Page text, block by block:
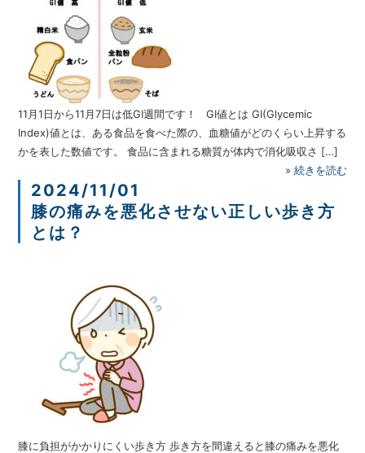
11月1日から11月7日は低GI週間です！ GI値とは GI(Glycemic
Index)値とは、ある食品を食べた際の、血糖値がどのくらい上昇する
かを表した数値です。 食品に含まれる糖質が体内で消化吸収さ […]
» 続きを読む
2024/11/01
膝の痛みを悪化させない正しい歩き方
とは？
膝に負担がかかりにくい歩き方 歩き方を間違えると膝の痛みを悪化